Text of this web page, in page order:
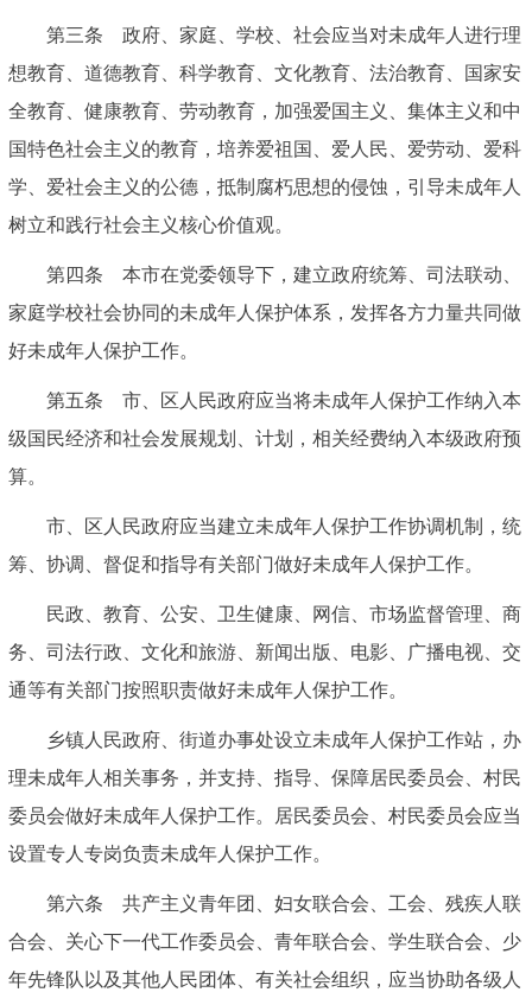
第三条 政府、家庭、学校、社会应当对未成年人进行理
想教育、道德教育、科学教育、文化教育、法治教育、国家安
全教育、健康教育、劳动教育，加强爱国主义、集体主义和中
国特色社会主义的教育，培养爱祖国、爱人民、爱劳动、爱科
学、爱社会主义的公德，抵制腐朽思想的侵蚀，引导未成年人
树立和践行社会主义核心价值观。
第四条 本市在党委领导下，建立政府统筹、司法联动、
家庭学校社会协同的未成年人保护体系，发挥各方力量共同做
好未成年人保护工作。
第五条 市、区人民政府应当将未成年人保护工作纳入本
级国民经济和社会发展规划、计划，相关经费纳入本级政府预
算。
市、区人民政府应当建立未成年人保护工作协调机制，统
筹、协调、督促和指导有关部门做好未成年人保护工作。
民政、教育、公安、卫生健康、网信、市场监督管理、商
务、司法行政、文化和旅游、新闻出版、电影、广播电视、交
通等有关部门按照职责做好未成年人保护工作。
乡镇人民政府、街道办事处设立未成年人保护工作站，办
理未成年人相关事务，并支持、指导、保障居民委员会、村民
委员会做好未成年人保护工作。居民委员会、村民委员会应当
设置专人专岗负责未成年人保护工作。
第六条 共产主义青年团、妇女联合会、工会、残疾人联
合会、关心下一代工作委员会、青年联合会、学生联合会、少
年先锋队以及其他人民团体、有关社会组织，应当协助各级人